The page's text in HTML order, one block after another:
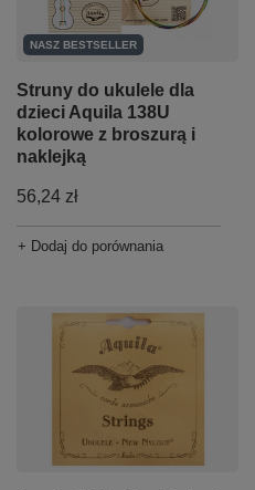
NASZ BESTSELLER
Struny do ukulele dla
dzieci Aquila 138U
kolorowe z broszurą i
naklejką
56,24 zł
+ Dodaj do porównania